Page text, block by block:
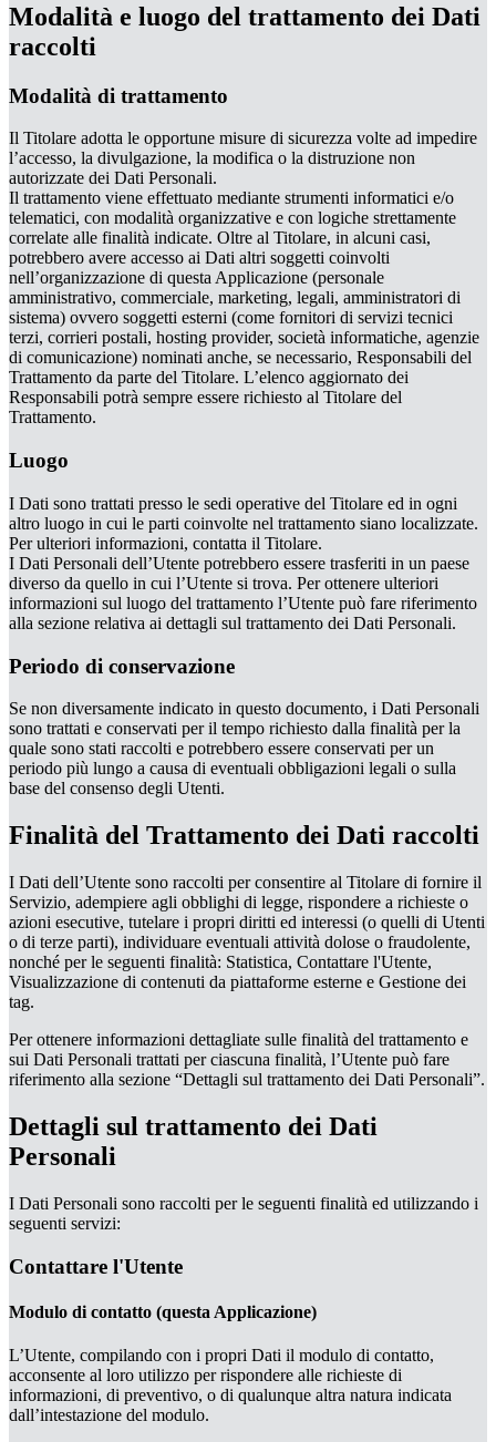
Modalità e luogo del trattamento dei Dati
raccolti
Modalità di trattamento
Il Titolare adotta le opportune misure di sicurezza volte ad impedire
l’accesso, la divulgazione, la modifica o la distruzione non
autorizzate dei Dati Personali.
Il trattamento viene effettuato mediante strumenti informatici e/o
telematici, con modalità organizzative e con logiche strettamente
correlate alle finalità indicate. Oltre al Titolare, in alcuni casi,
potrebbero avere accesso ai Dati altri soggetti coinvolti
nell’organizzazione di questa Applicazione (personale
amministrativo, commerciale, marketing, legali, amministratori di
sistema) ovvero soggetti esterni (come fornitori di servizi tecnici
terzi, corrieri postali, hosting provider, società informatiche, agenzie
di comunicazione) nominati anche, se necessario, Responsabili del
Trattamento da parte del Titolare. L’elenco aggiornato dei
Responsabili potrà sempre essere richiesto al Titolare del
Trattamento.
Luogo
I Dati sono trattati presso le sedi operative del Titolare ed in ogni
altro luogo in cui le parti coinvolte nel trattamento siano localizzate.
Per ulteriori informazioni, contatta il Titolare.
I Dati Personali dell’Utente potrebbero essere trasferiti in un paese
diverso da quello in cui l’Utente si trova. Per ottenere ulteriori
informazioni sul luogo del trattamento l’Utente può fare riferimento
alla sezione relativa ai dettagli sul trattamento dei Dati Personali.
Periodo di conservazione
Se non diversamente indicato in questo documento, i Dati Personali
sono trattati e conservati per il tempo richiesto dalla finalità per la
quale sono stati raccolti e potrebbero essere conservati per un
periodo più lungo a causa di eventuali obbligazioni legali o sulla
base del consenso degli Utenti.
Finalità del Trattamento dei Dati raccolti
I Dati dell’Utente sono raccolti per consentire al Titolare di fornire il
Servizio, adempiere agli obblighi di legge, rispondere a richieste o
azioni esecutive, tutelare i propri diritti ed interessi (o quelli di Utenti
o di terze parti), individuare eventuali attività dolose o fraudolente,
nonché per le seguenti finalità: Statistica, Contattare l'Utente,
Visualizzazione di contenuti da piattaforme esterne e Gestione dei
tag.
Per ottenere informazioni dettagliate sulle finalità del trattamento e
sui Dati Personali trattati per ciascuna finalità, l’Utente può fare
riferimento alla sezione “Dettagli sul trattamento dei Dati Personali”.
Dettagli sul trattamento dei Dati
Personali
I Dati Personali sono raccolti per le seguenti finalità ed utilizzando i
seguenti servizi:
Contattare l'Utente
Modulo di contatto (questa Applicazione)
L’Utente, compilando con i propri Dati il modulo di contatto,
acconsente al loro utilizzo per rispondere alle richieste di
informazioni, di preventivo, o di qualunque altra natura indicata
dall’intestazione del modulo.